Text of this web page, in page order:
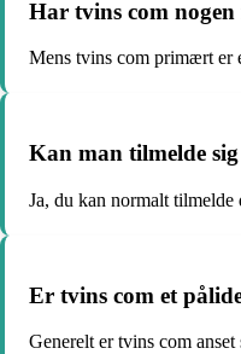
Har tvins com
Mens tvins com primært er
Kan man tilmelde
Ja, du kan normalt tilmelde
Er tvins com et
Generelt er tvins com